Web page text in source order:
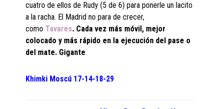
cuatro de ellos de Rudy (5 de 6) para ponerle un lacito
a la racha. El Madrid no para de crecer,
como Tavares. Cada vez más móvil, mejor
colocado y más rápido en la ejecución del pase o
del mate. Gigante.
Khimki Moscú 17-14-18-29